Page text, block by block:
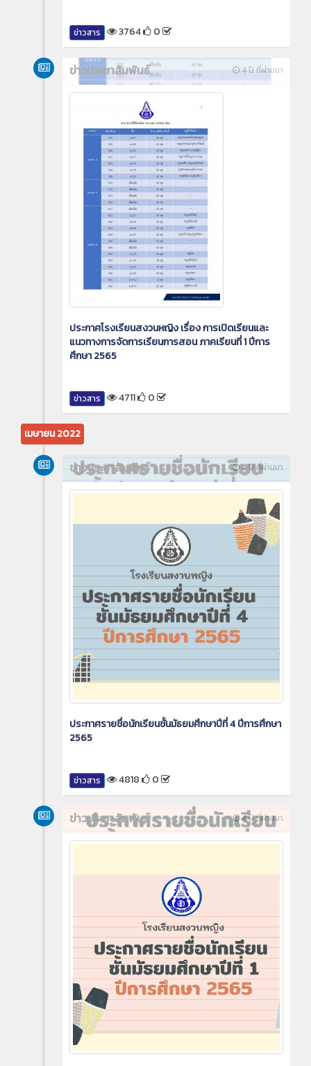
ข่าวสาร 3764 0
4 ปี ที่ผ่านมา
ข่าวประชาสัมพันธ์
ประกาศโรงเรียนสงวนหญิง เรื่อง การเปิดเรียนและ
แนวทางการจัดการเรียนการสอน ภาคเรียนที่ 1 ปีการ
ศึกษา 2565
ข่าวสาร 4711 0
เมษายน 2022
4 ปี ที่ผ่านมา
ข่าวประชาสัมพันธ์
ประกาศรายชื่อนักเรียนชั้นมัธยมศึกษาปีที่ 4 ปีการศึกษา
2565
ข่าวสาร 4818 0
4 ปี ที่ผ่านมา
ข่าวประชาสัมพันธ์